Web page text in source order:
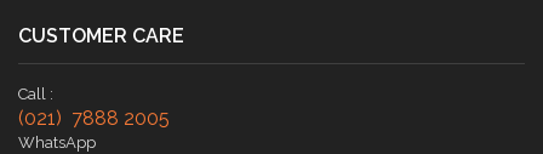
CUSTOMER CARE
Call :
(021) 7888 2005
WhatsApp